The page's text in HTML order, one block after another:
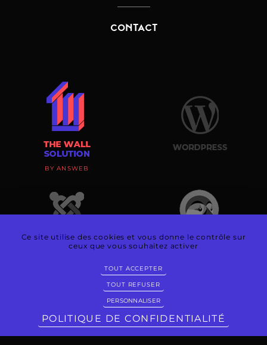
CONTACT
BY ANSWEB
©1997-2026 ANSWEB - TOUS DROITS RÉSERVÉS - CRÉATION & RÉALISATION :
ANSWEB - MENTIONS LÉGALES -PLAN DU SITE - POLITIQUE DE CONFIDENTIALITÉ
Ce site utilise des cookies et vous donne le contrôle sur
ceux que vous souhaitez activer
TOUT ACCEPTER
TOUT REFUSER
PERSONNALISER
POLITIQUE DE CONFIDENTIALITÉ